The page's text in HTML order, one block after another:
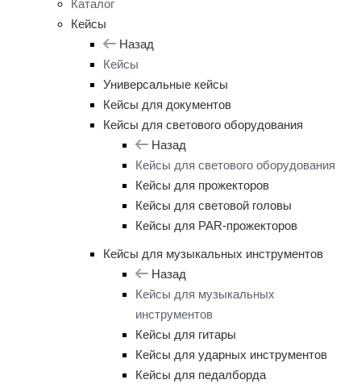
Каталог
Кейсы
Назад
Кейсы
Универсальные кейсы
Кейсы для документов
Кейсы для светового оборудования
Назад
Кейсы для светового оборудования
Кейсы для прожекторов
Кейсы для световой головы
Кейсы для PAR-прожекторов
Кейсы для музыкальных инструментов
Назад
Кейсы для музыкальных
инструментов
Кейсы для гитары
Кейсы для ударных инструментов
Кейсы для педалборда